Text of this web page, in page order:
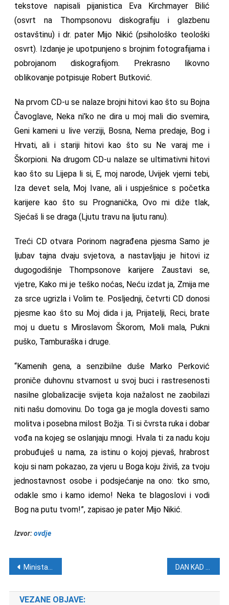
tekstove napisali pijanistica Eva Kirchmayer Bilić
(osvrt na Thompsonovu diskografiju i glazbenu
ostavštinu) i dr. pater Mijo Nikić (psihološko teološki
osvrt). Izdanje je upotpunjeno s brojnim fotografijama i
pobrojanom diskografijom. Prekrasno likovno
oblikovanje potpisuje Robert Butković.
Na prvom CD-u se nalaze brojni hitovi kao što su Bojna
Čavoglave, Neka ni’ko ne dira u moj mali dio svemira,
Geni kameni u live verziji, Bosna, Nema predaje, Bog i
Hrvati, ali i stariji hitovi kao što su Ne varaj me i
Škorpioni. Na drugom CD-u nalaze se ultimativni hitovi
kao što su Lijepa li si, E, moj narode, Uvijek vjerni tebi,
Iza devet sela, Moj Ivane, ali i uspješnice s početka
karijere kao što su Prognanička, Ovo mi diže tlak,
Sjećaš li se draga (Ljutu travu na ljutu ranu).
Treći CD otvara Porinom nagrađena pjesma Samo je
ljubav tajna dvaju svjetova, a nastavljaju je hitovi iz
dugogodišnje Thompsonove karijere Zaustavi se,
vjetre, Kako mi je teško noćas, Neću izdat ja, Zmija me
za srce ugrizla i Volim te. Posljednji, četvrti CD donosi
pjesme kao što su Moj dida i ja, Prijatelji, Reci, brate
moj u duetu s Miroslavom Škorom, Moli mala, Pukni
puško, Tamburaška i druge.
“Kamenih gena, a senzibilne duše Marko Perković
proniče duhovnu stvarnost u svoj buci i rastresenosti
nasilne globalizacije svijeta koja nažalost ne zaobilazi
niti našu domovinu. Do toga ga je mogla dovesti samo
molitva i posebna milost Božja. Ti si čvrsta ruka i dobar
vođa na kojeg se oslanjaju mnogi. Hvala ti za nadu koju
probuđuješ u nama, za istinu o kojoj pjevaš, hrabrost
koju si nam pokazao, za vjeru u Boga koju živiš, za tvoju
jednostavnost osobe i podsjećanje na ono: tko smo,
odakle smo i kamo idemo! Neka te blagoslovi i vodi
Bog na putu tvom!”, zapisao je pater Mijo Nikić.
Izvor:ovdje
Navigacija objava
Ministar Šustar: Do petka odluka o dekanu Previšiću Foto: fah
VEZANE OBJAVE: